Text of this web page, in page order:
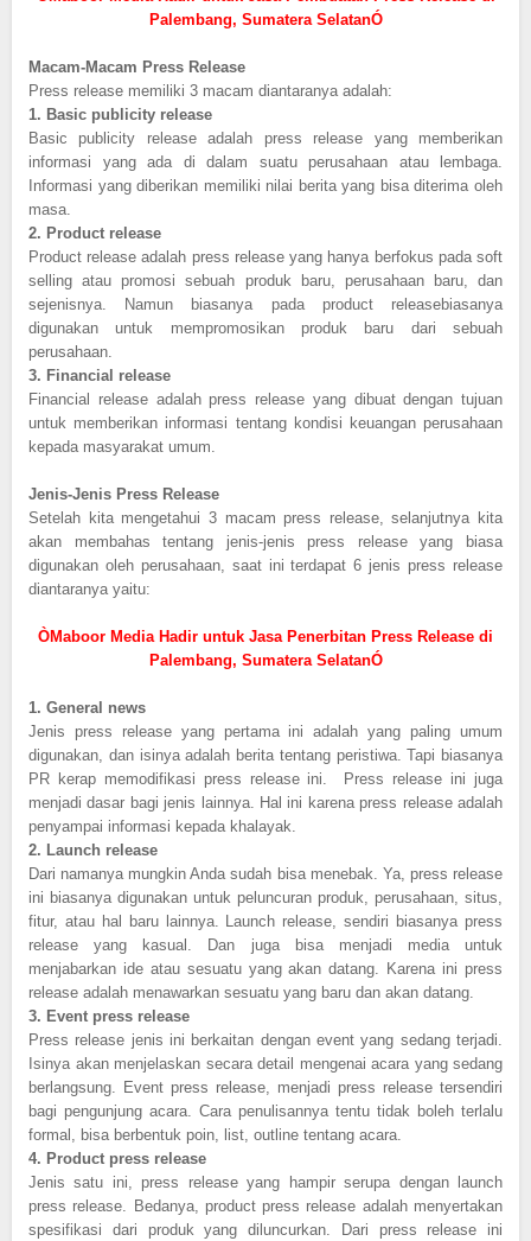
Palembang, Sumatera SelatanÓ
Macam-Macam Press Release
Press release memiliki 3 macam diantaranya adalah:
1. Basic publicity release
Basic publicity release adalah press release yang memberikan
informasi yang ada di dalam suatu perusahaan atau lembaga.
Informasi yang diberikan memiliki nilai berita yang bisa diterima oleh
masa.
2. Product release
Product release adalah press release yang hanya berfokus pada soft
selling atau promosi sebuah produk baru, perusahaan baru, dan
sejenisnya. Namun biasanya pada product releasebiasanya
digunakan untuk mempromosikan produk baru dari sebuah
perusahaan.
3. Financial release
Financial release adalah press release yang dibuat dengan tujuan
untuk memberikan informasi tentang kondisi keuangan perusahaan
kepada masyarakat umum.
Jenis-Jenis Press Release
Setelah kita mengetahui 3 macam press release, selanjutnya kita
akan membahas tentang jenis-jenis press release yang biasa
digunakan oleh perusahaan, saat ini terdapat 6 jenis press release
diantaranya yaitu:
ÒMaboor Media Hadir untuk Jasa Penerbitan Press Release di
Palembang, Sumatera SelatanÓ
1. General news
Jenis press release yang pertama ini adalah yang paling umum
digunakan, dan isinya adalah berita tentang peristiwa. Tapi biasanya
PR kerap memodifikasi press release ini. Press release ini juga
menjadi dasar bagi jenis lainnya. Hal ini karena press release adalah
penyampai informasi kepada khalayak.
2. Launch release
Dari namanya mungkin Anda sudah bisa menebak. Ya, press release
ini biasanya digunakan untuk peluncuran produk, perusahaan, situs,
fitur, atau hal baru lainnya. Launch release, sendiri biasanya press
release yang kasual. Dan juga bisa menjadi media untuk
menjabarkan ide atau sesuatu yang akan datang. Karena ini press
release adalah menawarkan sesuatu yang baru dan akan datang.
3. Event press release
Press release jenis ini berkaitan dengan event yang sedang terjadi.
Isinya akan menjelaskan secara detail mengenai acara yang sedang
berlangsung. Event press release, menjadi press release tersendiri
bagi pengunjung acara. Cara penulisannya tentu tidak boleh terlalu
formal, bisa berbentuk poin, list, outline tentang acara.
4. Product press release
Jenis satu ini, press release yang hampir serupa dengan launch
press release. Bedanya, product press release adalah menyertakan
spesifikasi dari produk yang diluncurkan. Dari press release ini